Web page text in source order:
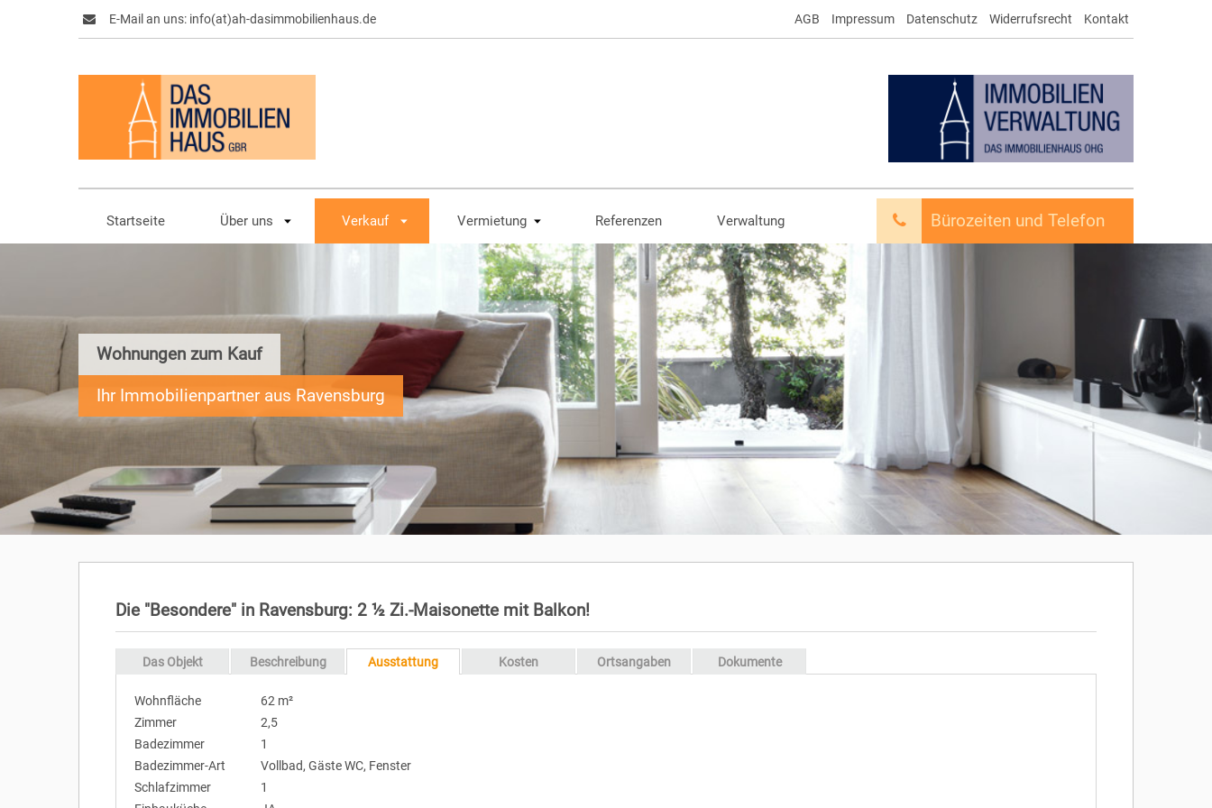
AGB Impressum Datenschutz Widerrufsrecht Kontakt
E-Mail an uns: info(at)ah-dasimmobilienhaus.de
Bürozeiten und Telefon
Startseite Über uns Verkauf Vermietung Referenzen Verwaltung
Wohnungen zum Kauf
Ihr Immobilienpartner aus Ravensburg
Die "Besondere" in Ravensburg: 2 ½ Zi.-Maisonette mit Balkon!
Das Objekt Beschreibung Ausstattung Kosten Ortsangaben Dokumente
Wohnfläche
62 m²
Zimmer
2,5
Badezimmer
1
Badezimmer-Art
Vollbad, Gäste WC, Fenster
Schlafzimmer
1